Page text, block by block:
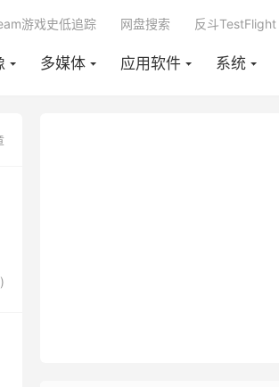
多媒体 应用软件 系统
游戏史低追踪 网盘搜索 反斗TestFlight
)